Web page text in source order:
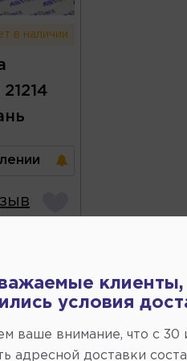
в наличии
клиенты,
условия
ваше внимание, что c 30
адресной доставки